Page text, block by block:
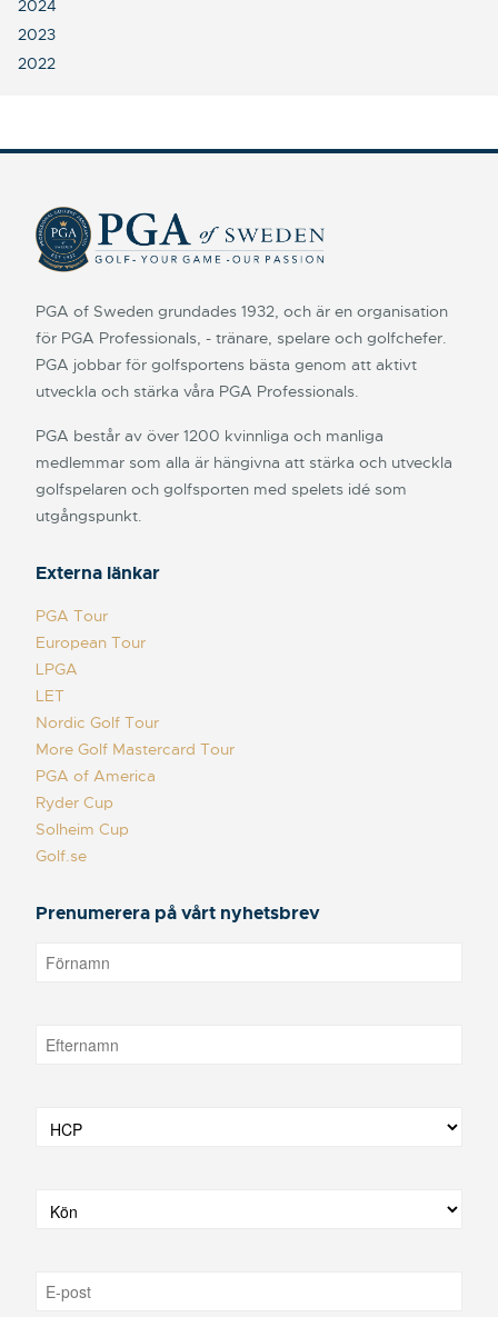
2024
2023
2022
PGA of Sweden grundades 1932, och är en organisation
för PGA Professionals, - tränare, spelare och golfchefer.
PGA jobbar för golfsportens bästa genom att aktivt
utveckla och stärka våra PGA Professionals.
PGA består av över 1200 kvinnliga och manliga
medlemmar som alla är hängivna att stärka och utveckla
golfspelaren och golfsporten med spelets idé som
utgångspunkt.
Externa länkar
PGA Tour
European Tour
LPGA
LET
Nordic Golf Tour
More Golf Mastercard Tour
PGA of America
Ryder Cup
Solheim Cup
Golf.se
Prenumerera på vårt nyhetsbrev